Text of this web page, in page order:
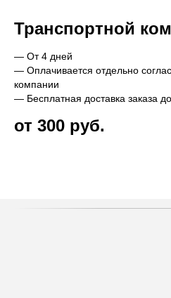
Транспортной
— От 4 дней
— Оплачивается отдельно
компании
— Бесплатная доставка заказа
от 300 руб.